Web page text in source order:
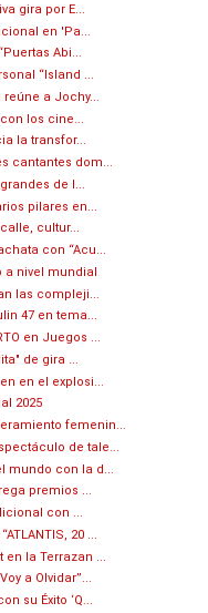
gira por E...
en 'Pa...
Abi...
“Island ...
reúne a Jochy...
los cine...
la transfor...
cantantes dom...
de l...
pilares en...
cultur...
con “Acu...
a nivel mundial
las compleji...
47 en tema...
en Juegos ...
de gira ...
en el explosi...
2025
femenin...
de tale...
mundo con la d...
premios ...
con ...
20 ...
la Terrazan ...
a Olvidar”...
su Éxito ‘Q...